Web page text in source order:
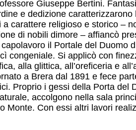
Giuseppe Bertini.
e dedizione caratterizzarono
a carattere religioso e storico –
di nobili dimore – affiancò
il Portale del Duomo
congeniale. Si applicò con
alla glittica, all’oreficeria e
a Brera dal 1891 e fece
Proprio i gessi della Porta del
accolgono nella sala
Monte. Con essi altri lavori